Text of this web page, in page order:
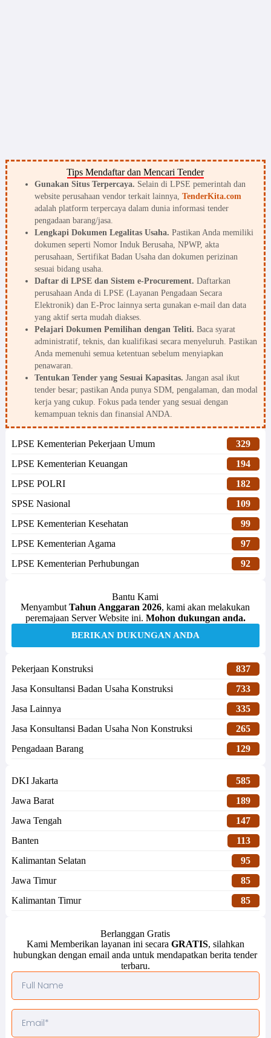
Tips Mendaftar dan Mencari Tender
Gunakan Situs Terpercaya. Selain di LPSE pemerintah dan
website perusahaan vendor terkait lainnya, TenderKita.com
adalah platform terpercaya dalam dunia informasi tender
pengadaan barang/jasa.
Lengkapi Dokumen Legalitas Usaha. Pastikan Anda memiliki
dokumen seperti Nomor Induk Berusaha, NPWP, akta
perusahaan, Sertifikat Badan Usaha dan dokumen perizinan
sesuai bidang usaha.
Daftar di LPSE dan Sistem e-Procurement. Daftarkan
perusahaan Anda di LPSE (Layanan Pengadaan Secara
Elektronik) dan E-Proc lainnya serta gunakan e-mail dan data
yang aktif serta mudah diakses.
Pelajari Dokumen Pemilihan dengan Teliti. Baca syarat
administratif, teknis, dan kualifikasi secara menyeluruh. Pastikan
Anda memenuhi semua ketentuan sebelum menyiapkan
penawaran.
Tentukan Tender yang Sesuai Kapasitas. Jangan asal ikut
tender besar; pastikan Anda punya SDM, pengalaman, dan modal
kerja yang cukup. Fokus pada tender yang sesuai dengan
kemampuan teknis dan finansial ANDA.
LPSE Kementerian Pekerjaan Umum
329
LPSE Kementerian Keuangan
194
LPSE POLRI
182
SPSE Nasional
109
LPSE Kementerian Kesehatan
99
LPSE Kementerian Agama
97
LPSE Kementerian Perhubungan
92
Bantu Kami
MenyambutTahun Anggaran 2026, kami akan melakukan
peremajaan Server Website ini. Mohon dukungan anda.
BERIKAN DUKUNGAN ANDA
Pekerjaan Konstruksi
837
Jasa Konsultansi Badan Usaha Konstruksi
733
Jasa Lainnya
335
Jasa Konsultansi Badan Usaha Non Konstruksi
265
Pengadaan Barang
129
DKI Jakarta
585
Jawa Barat
189
Jawa Tengah
147
Banten
113
Kalimantan Selatan
95
Jawa Timur
85
Kalimantan Timur
85
Berlanggan Gratis
Kami Memberikan layanan ini secara GRATIS, silahkan
hubungkan dengan email anda untuk mendapatkan berita tender
terbaru.